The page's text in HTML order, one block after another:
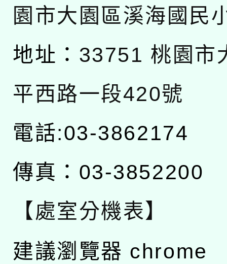
園市大園區溪海國民
地址： 33751 桃園市
平西路一段420號
電話:03-3862174
傳真：03-3852200
【處室分機表】
建議瀏覽器 chrome